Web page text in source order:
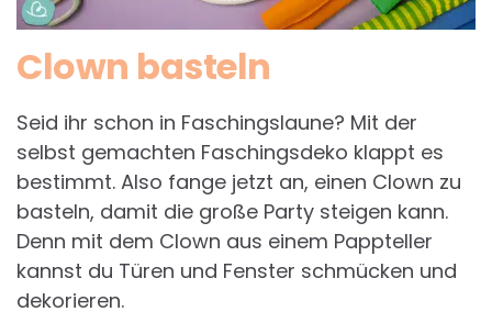
Clown basteln
Seid ihr schon in Faschingslaune? Mit der
selbst gemachten Faschingsdeko klappt es
bestimmt. Also fange jetzt an, einen Clown zu
basteln, damit die große Party steigen kann.
Denn mit dem Clown aus einem Pappteller
kannst du Türen und Fenster schmücken und
dekorieren.